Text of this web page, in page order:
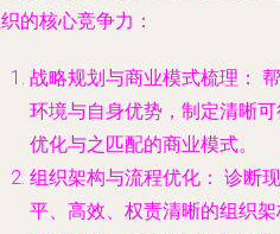
的核心竞争力：
战略规划与商业模式梳理：
环境与自身优势，制定清晰
优化与之匹配的商业模式。
组织架构与流程优化： 诊断
平、高效、权责清晰的组织